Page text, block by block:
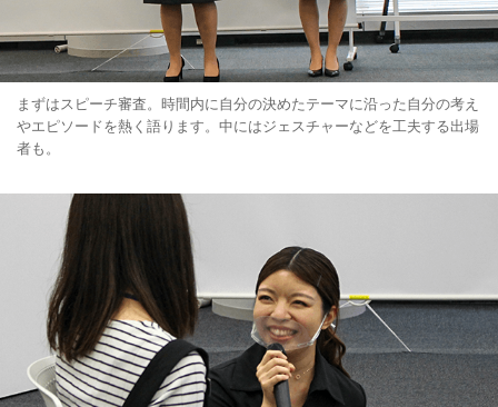
まずはスピーチ審査。時間内に自分の決めたテーマに沿った自分の考え
やエピソードを熱く語ります。中にはジェスチャーなどを工夫する出場
者も。